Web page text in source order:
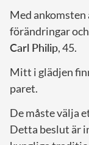
Med ankomsten
förändringar
Carl Philip, 45.
Mitt i glädjen
paret.
De måste välja
Detta beslut är